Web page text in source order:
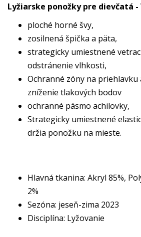
Lyžiarske ponožky pre dievčatá -
ploché horné švy,
zosilnená špička a päta,
strategicky umiestnené
odstránenie vlhkosti,
Ochranné zóny na
zníženie tlakových bodov
ochranné pásmo achilovky,
Strategicky umiestnené
držia ponožku na mieste.
Hlavná tkanina: Akryl 85%,
2%
Sezóna: jeseň-zima 2023
Disciplína: Lyžovanie